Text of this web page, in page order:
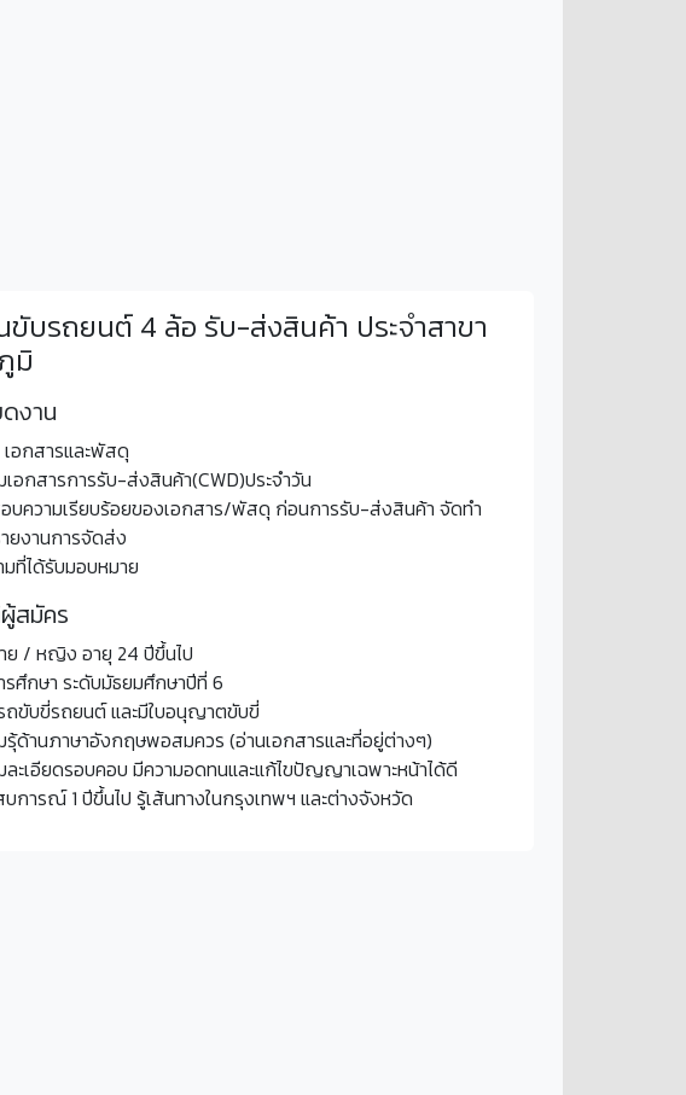
บรถยนต์ 4 ล้อ รับ-ส่งสินค้า ประจำสาขา
มิ
งาน
อกสารและพัสดุ
เอกสารการรับ-ส่งสินค้า(CWD)ประจำวัน
บความเรียบร้อยของเอกสาร/พัสดุ ก่อนการรับ-ส่งสินค้า จัดทำ
ยงานการจัดส่ง
ที่ได้รับมอบหมาย
สมัคร
ย / หญิง อายุ 24 ปีขึ้นไป
ศึกษา ระดับมัธยมศึกษาปีที่ 6
ถขับขี่รถยนต์ และมีใบอนุญาตขับขี่
รุ้ด้านภาษาอังกฤษพอสมควร (อ่านเอกสารและที่อยู่ต่างๆ)
ละเอียดรอบคอบ มีความอดทนและแก้ไขปัญญาเฉพาะหน้าได้ดี
บการณ์ 1 ปีขึ้นไป รู้เส้นทางในกรุงเทพฯ และต่างจังหวัด